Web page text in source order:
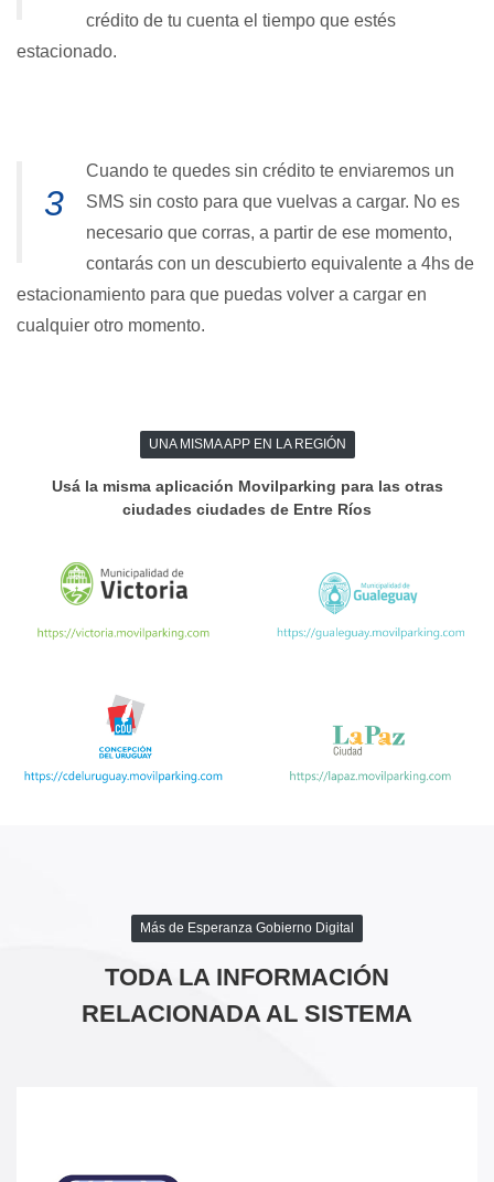
crédito de tu cuenta el tiempo que estés
estacionado.
3
Cuando te quedes sin crédito te enviaremos un
SMS sin costo para que vuelvas a cargar. No es
necesario que corras, a partir de ese momento,
contarás con un descubierto equivalente a 4hs de
estacionamiento para que puedas volver a cargar en
cualquier otro momento.
UNA MISMA APP EN LA REGIÓN
Usá la misma aplicación Movilparking para las otras
ciudades ciudades de Entre Ríos
Más de Esperanza Gobierno Digital
TODA LA INFORMACIÓN
RELACIONADA AL SISTEMA